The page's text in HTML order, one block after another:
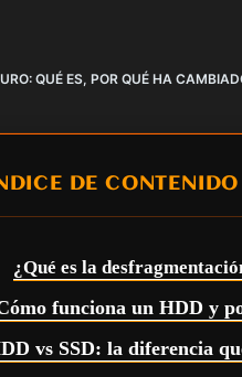
QUÉ ES, POR QUÉ HA
DE CONTENIDO
¿Qué es la
funciona un HDD y
vs SSD: la diferencia